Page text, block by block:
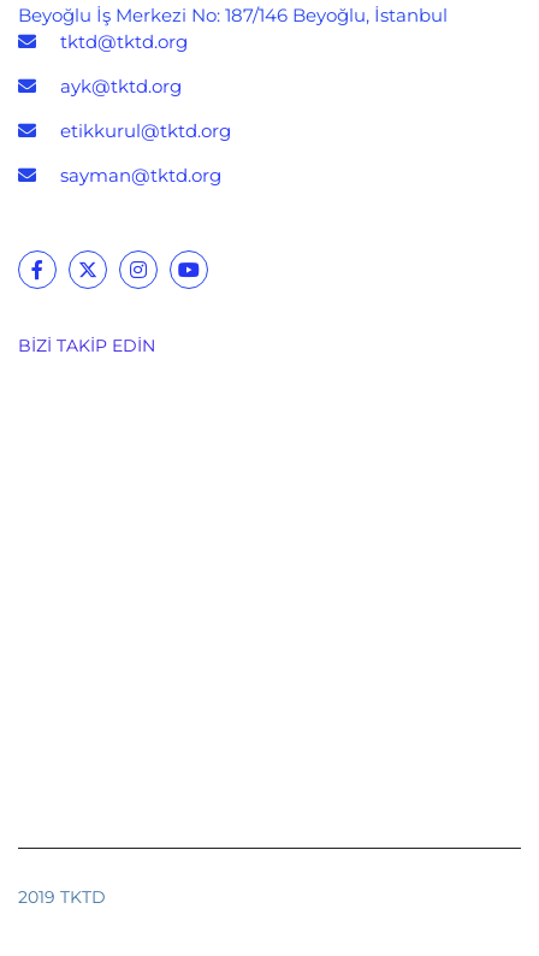
Beyoğlu İş Merkezi No: 187/146 Beyoğlu, İstanbul
tktd@tktd.org
ayk@tktd.org
etikkurul@tktd.org
sayman@tktd.org
BIZI TAKIP EDIN
2019 TKTD